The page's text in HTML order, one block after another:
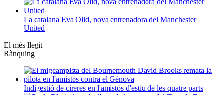
La catalana Eva Olid, nova entrenadora del Manchester
United
El més llegit
Rànquing
Indigestió de cireres en l'amistós d'estiu de les quatre parts